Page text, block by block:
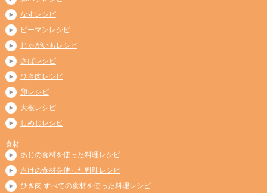
なすレシピ
ピーマンレシピ
じゃがいもレシピ
さばレシピ
ひき肉レシピ
卵レシピ
大根レシピ
しめじレシピ
食材
あじの食材を使った料理レシピ
さけの食材を使った料理レシピ
ひき肉 すべての食材を使った料理レシピ